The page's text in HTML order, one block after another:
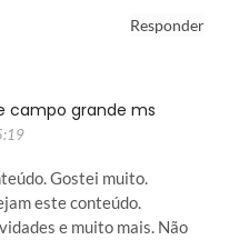
Responder
campo grande ms
Gostei muito.
este conteúdo.
e muito mais. Não